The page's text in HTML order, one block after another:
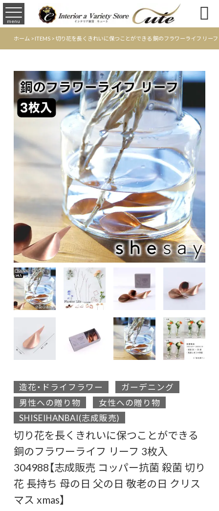
menu 
ホーム >ITEMS >切り花を長くきれいに保つことができる 銅のフラワーライフ リー
造花・ドライフラワー
ガーデニング
男性への贈り物
女性への贈り物
SHISEIHANBAI(志成販売)
切り花を長くきれいに保つことができる
銅のフラワーライフ リーフ 3枚入
304988【志成販売 コッパー抗菌 殺菌 切り
花 長持ち 母の日 父の日 敬老の日 クリス
マス xmas】